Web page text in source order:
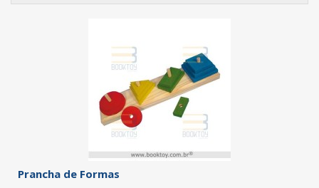
Prancha de Formas